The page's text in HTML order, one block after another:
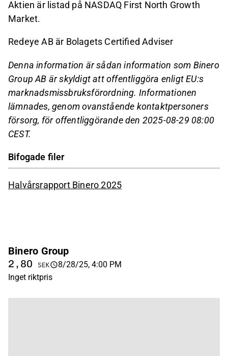
Aktien är listad på NASDAQ First North Growth
Market.
Redeye AB är Bolagets Certified Adviser
Denna information är sådan information som Binero
Group AB är skyldigt att offentliggöra enligt EU:s
marknadsmissbruksförordning. Informationen
lämnades, genom ovanstående kontaktpersoners
försorg, för offentliggörande den 2025-08-29 08:00
CEST.
Bifogade filer
Halvårsrapport Binero 2025
Binero Group
2,80 SEK
8/28/25, 4:00 PM
Inget riktpris